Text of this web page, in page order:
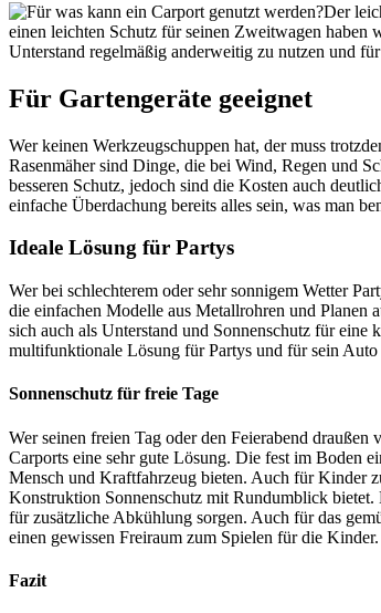
Der
einen leichten Schutz für seinen Zweitwagen haben
Unterstand regelmäßig anderweitig zu nutzen und
Für Gartengeräte geeignet
Wer keinen Werkzeugschuppen hat, der muss
Rasenmäher sind Dinge, die bei Wind, Regen und
besseren Schutz, jedoch sind die Kosten auch
einfache Überdachung bereits alles sein, was man
Ideale Lösung für Partys
Wer bei schlechterem oder sehr sonnigem Wetter
die einfachen Modelle aus Metallrohren und Planen
sich auch als Unterstand und Sonnenschutz für
multifunktionale Lösung für Partys und für sein Auto
Sonnenschutz für freie Tage
Wer seinen freien Tag oder den Feierabend
Carports eine sehr gute Lösung. Die fest im Boden
Mensch und Kraftfahrzeug bieten. Auch für Kinder
Konstruktion Sonnenschutz mit Rundumblick
für zusätzliche Abkühlung sorgen. Auch für das
einen gewissen Freiraum zum Spielen für die
Fazit